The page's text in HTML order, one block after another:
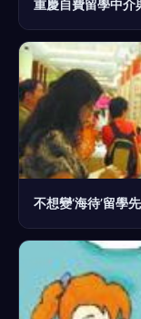
不想變‘海待’留學